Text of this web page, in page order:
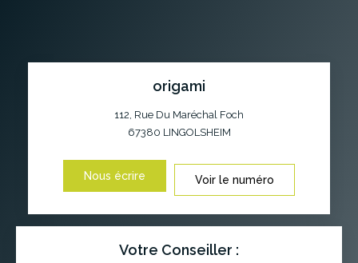
origami
112, Rue Du Maréchal Foch
67380 LINGOLSHEIM
Nous écrire Voir le numéro
Votre Conseiller :